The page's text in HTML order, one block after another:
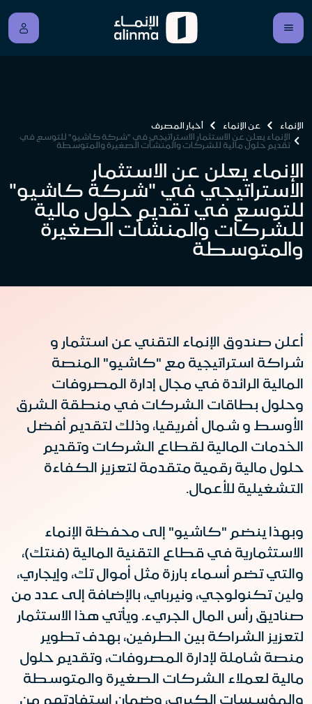
الإنماء عن الإنماء
أخبار المصرف
الإنماء يعلن عن الاستثمار الاستراتيجي في "شركة كاشيو" للتوسع في
تقديم حلول مالية للشركات والمنشآت الصغيرة والمتوسطة
الإنماء يعلن عن الاستثمار
الاستراتيجي في "شركة كاشيو"
للتوسع في تقديم حلول مالية
للشركات والمنشآت الصغيرة
والمتوسطة
أعلن صندوق الإنماء التقني عن استثمار و
شراكة استراتيجية مع "كاشيو" المنصة
المالية الرائدة في مجال إدارة المصروفات
وحلول بطاقات الشركات في منطقة الشرق
الأوسط و شمال أفريقيا، وذلك لتقديم أفضل
الخدمات المالية لقطاع الشركات وتقديم
حلول مالية رقمية متقدمة لتعزيز الكفاءة
التشغيلية للأعمال.
وبهذا ينضم "كاشيو" إلى محفظة الإنماء
الاستثمارية في قطاع التقنية المالية (فنتك)،
والتي تضم أسماء بارزة مثل أموال تك، وإيجاري،
ولين تكنولوجي، ونيرباي، بالإضافة إلى عدد من
صناديق رأس المال الجريء. ويأتي هذا الاستثمار
لتعزيز الشراكة بين الطرفين، بهدف تطوير
منصة شاملة لإدارة المصروفات، وتقديم حلول
مالية لعملاء الشركات الصغيرة والمتوسطة
والمؤسسات الكبرى، وضمان استفادتهم من